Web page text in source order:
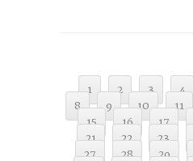
1 2 3 4
8
9 10 11
15
16 17
21
22 23
27
28 29